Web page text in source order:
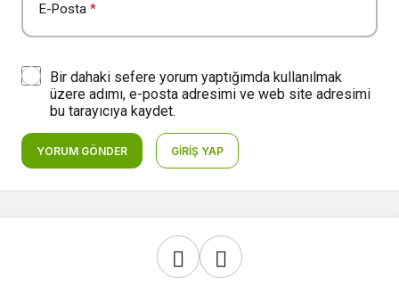
E-Posta *
Bir dahaki sefere yorum yaptığımda kullanılmak
üzere adımı, e-posta adresimi ve web site adresimi
bu tarayıcıya kaydet.
YORUM GÖNDER GIRIŞ YAP